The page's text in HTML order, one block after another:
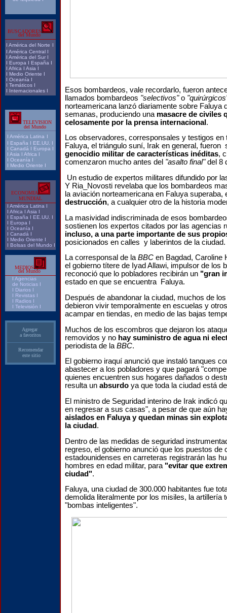
BUSCADORES
del Mundo
I América del Norte I
I América Central I
I América del Sur I
I Europa I España I
I Africa I Asia I
I Medio Oriente I
I Oceanía I
I Temáticos I
I Internacionales I
TELEVISION
del Mundo
I América Latina I
I España I EE.UU.
I
I Canadá I Europa I
I Asia I Africa I
I Oceanía I
I Medio Oriente I
ECONOMIA
MUNDIAL
I América Latina I
I Africa I Asia I
I España I EE.UU.
I
I Europa I
I Oceanía I
I Canadá I
I Medio Oriente I
I Bolsas del Mundo I
MEDIOS
del Mundo
I Agencias
de Noticias I
I Diarios I
I Revistas I
I Radios I
I Televisión I
Agregar
a favoritos
Recomendar
este sitio
Esos bombardeos, vale recordarlo, fueron
llamados bombardeos "selectivos"o
norteamericana lanzó diariamente sobre Faluya
semanas, produciendo una masacre de civiles
celosamente por la prensa internacional .
Los observadores, corresponsales y testigos en
Faluya, el triángulo suní, Irak en general, fueron
genocidio militar de características inéditas,
comenzaron mucho antes del "asalto final"del 8
Un estudio de expertos militares difundido por
Y Ria_Novosti revelaba que los bombardeos
la aviación norteamericana en Faluya superaba,
destrucción, a cualquier otro de la historia
La masividad indiscriminada de esos
sostienen los expertos citados por las agencias
incluso, a una parte importante de sus
posicionados en calles y laberintos de la ciudad.
La corresponsal de laBBC en Bagdad, Caroline
el gobierno títere de Iyad Allawi, impulsor de los
reconoció que lo pobladores recibirán un "gran
estado en que se encuentra Faluya.
Después de abandonar la ciudad, muchos de
debieron vivir temporalmente en escuelas y
acampar en tiendas, en medio de las bajas
Muchos de los escombros que dejaron los
removidos y no hay suministro de agua ni
periodista de la BBC.
El gobierno iraquí anunció que instaló tanques
abastecer a los pobladores y que pagará
quienes encuentren sus hogares dañados o
resulta un absurdo ya que toda la ciudad está
El ministro de Seguridad interino de Irak indicó
en regresar a sus casas", a pesar de que aún
aislados en Faluya y quedan minas sin
la ciudad .
Dentro de las medidas de seguridad
regreso, el gobierno anunció que los puestos de
estadounidenses en carreteras registrarán las
hombres en edad militar, para "evitar que
ciudad".
Faluya, una ciudad de 300.000 habitantes fue
demolida literalmente por los misiles, la artillería
"bombas inteligentes".